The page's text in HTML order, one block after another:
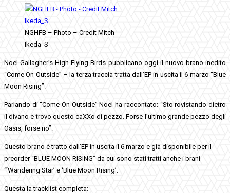
NGHFB – Photo – Credit Mitch
Ikeda_S
Noel Gallagher’s High Flying Birds pubblicano oggi il nuovo brano inedito
“Come On Outside” – la terza traccia tratta dall’EP in uscita il 6 marzo “Blue
Moon Rising”.
Parlando di “Come On Outside” Noel ha raccontato: “Sto rovistando dietro
il divano e trovo questo caXXo di pezzo. Forse l’ultimo grande pezzo degli
Oasis, forse no”.
Questo brano è tratto dall’EP in uscita il 6 marzo e già disponibile per il
preorder “BLUE MOON RISING” da cui sono stati tratti anche i brani
“‘Wandering Star’ e ‘Blue Moon Rising’.
Questa la tracklist completa: